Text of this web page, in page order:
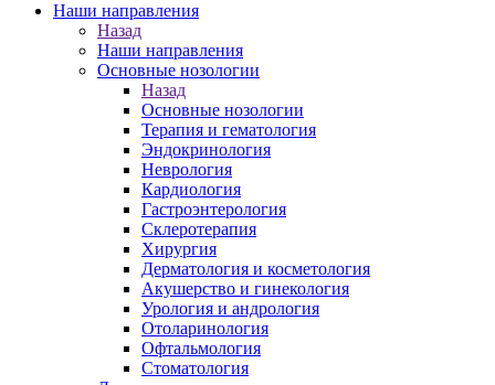
Наши направления
Назад
Наши направления
Основные нозологии
Назад
Основные нозологии
Терапия и гематология
Эндокринология
Неврология
Кардиология
Гастроэнтерология
Склеротерапия
Хирургия
Дерматология и косметология
Акушерство и гинекология
Урология и андрология
Отоларинология
Офтальмология
Стоматология